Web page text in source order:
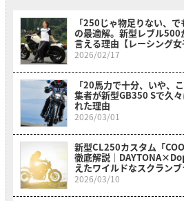
「250じゃ物足りない、
の最適解。新型レブル500
言える理由【レーシング女
2026/02/17
「20馬力で十分、いや、
集者が新型GB350 Sで久
れた理由
2026/03/01
新型CL250カスタム「
徹底解説｜
えたワイルドなスクランブ
2026/03/10